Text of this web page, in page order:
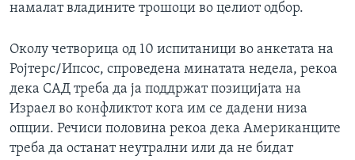
намалат владините трошоци во целиот одбор.
Околу четворица од 10 испитаници во анкетата на
Ројтерс/Ипсос, спроведена минатата недела, рекоа
дека САД треба да ја поддржат позицијата на
Израел во конфликтот кога им се дадени низа
опции. Речиси половина рекоа дека Американците
треба да останат неутрални или да не бидат